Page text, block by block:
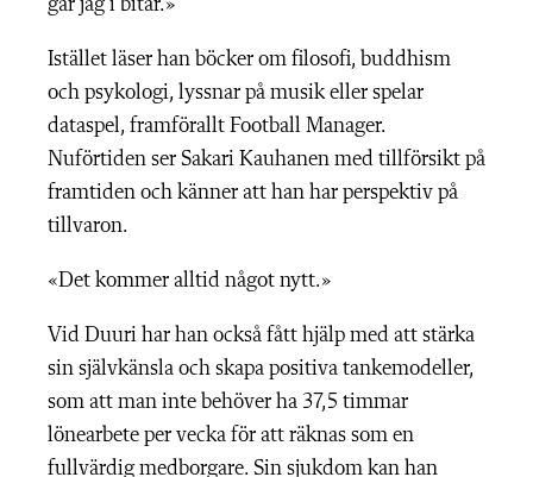
går jag i bitar.»
Istället läser han böcker om filosofi, buddhism
och psykologi, lyssnar på musik eller spelar
dataspel, framförallt Football Manager.
Nuförtiden ser Sakari Kauhanen med tillförsikt på
framtiden och känner att han har perspektiv på
tillvaron.
«Det kommer alltid något nytt.»
Vid Duuri har han också fått hjälp med att stärka
sin självkänsla och skapa positiva tankemodeller,
som att man inte behöver ha 37,5 timmar
lönearbete per vecka för att räknas som en
fullvärdig medborgare. Sin sjukdom kan han